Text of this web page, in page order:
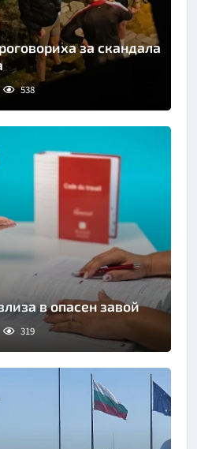
за скандала
538
в опасен завой
319